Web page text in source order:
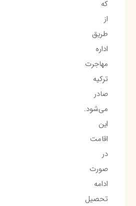
که
از
طریق
اداره
مهاجرت
ترکیه
صادر
می‌شود.
این
اقامت
در
صورت
ادامه
تحصیل